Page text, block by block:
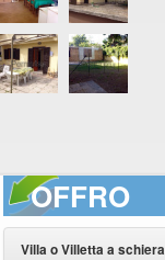
OFFRO
Villa o Villetta a schiera